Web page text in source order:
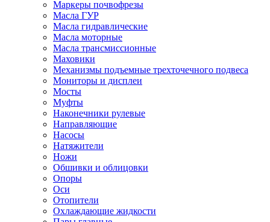
Маркеры почвофрезы
Масла ГУР
Масла гидравлические
Масла моторные
Масла трансмиссионные
Маховики
Механизмы подъемные трехточечного подвеса
Мониторы и дисплеи
Мосты
Муфты
Наконечники рулевые
Направляющие
Насосы
Натяжители
Ножи
Обшивки и облицовки
Опоры
Оси
Отопители
Охлаждающие жидкости